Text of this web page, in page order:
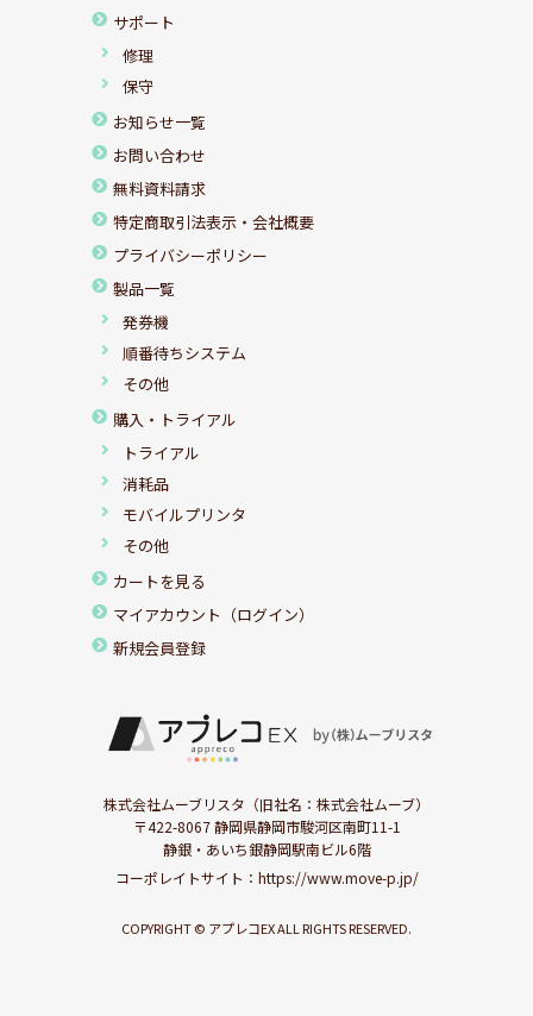
サポート
修理
保守
お知らせ一覧
お問い合わせ
無料資料請求
特定商取引法表示・会社概要
プライバシーポリシー
製品一覧
発券機
順番待ちシステム
その他
購入・トライアル
トライアル
消耗品
モバイルプリンタ
その他
カートを見る
マイアカウント（ログイン）
新規会員登録
株式会社ムーブリスタ（旧社名：株式会社ムーブ）
〒422-8067 静岡県静岡市駿河区南町11-1
静銀・あいち銀静岡駅南ビル6階
コーポレイトサイト： https://www.move-p.jp/
COPYRIGHT © アプレコEX ALL RIGHTS RESERVED.